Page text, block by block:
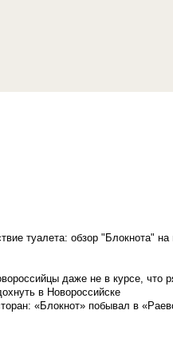
туалета: обзор "Блокнота"
даже не в курсе, что
в Новороссийске
«Блокнот» побывал в